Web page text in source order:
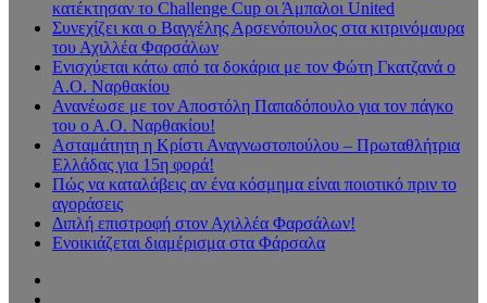
κατέκτησαν το Challenge Cup οι Άμπαλοι United
Συνεχίζει και ο Βαγγέλης Αρσενόπουλος στα κιτρινόμαυρα
του Αχιλλέα Φαρσάλων
Ενισχύεται κάτω από τα δοκάρια με τον Φώτη Γκατζανά ο
Α.Ο. Ναρθακίου
Ανανέωσε με τον Αποστόλη Παπαδόπουλο για τον πάγκο
του ο Α.Ο. Ναρθακίου!
Ασταμάτητη η Κρίστι Αναγνωστοπούλου – Πρωταθλήτρια
Ελλάδας για 15η φορά!
Πώς να καταλάβεις αν ένα κόσμημα είναι ποιοτικό πριν το
αγοράσεις
Διπλή επιστροφή στον Αχιλλέα Φαρσάλων!
Ενοικιάζεται διαμέρισμα στα Φάρσαλα